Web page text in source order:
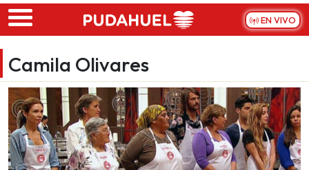
Skip to main content
EN VIVO
Camila Olivares